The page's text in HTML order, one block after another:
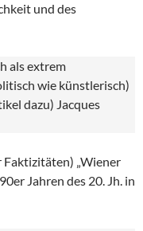
und des
als extrem
wie künstlerisch)
dazu) Jacques
„Wiener
Jahren des 20. Jh. in